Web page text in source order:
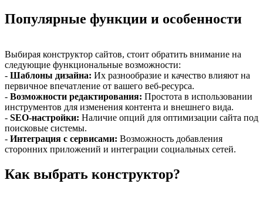
Популярные функции и особенности
Выбирая конструктор сайтов, стоит обратить внимание на
следующие функциональные возможности:
- Шаблоны дизайна: Их разнообразие и качество влияют на
первичное впечатление от вашего веб-ресурса.
- Возможности редактирования: Простота в использовании
инструментов для изменения контента и внешнего вида.
- SEO-настройки: Наличие опций для оптимизации сайта под
поисковые системы.
- Интеграция с сервисами: Возможность добавления
сторонних приложений и интеграции социальных сетей.
Как выбрать конструктор?